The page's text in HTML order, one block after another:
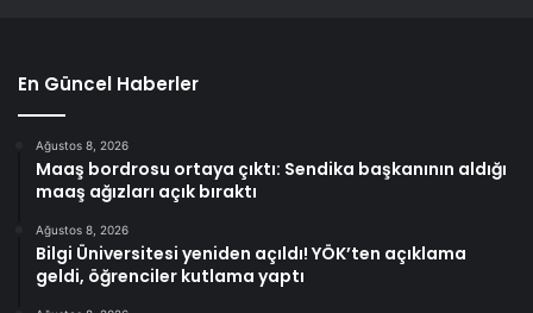
En Güncel Haberler
Ağustos 8, 2026
Maaş bordrosu ortaya çıktı: Sendika başkanının aldığı
maaş ağızları açık bıraktı
Ağustos 8, 2026
Bilgi Üniversitesi yeniden açıldı! YÖK’ten açıklama
geldi, öğrenciler kutlama yaptı